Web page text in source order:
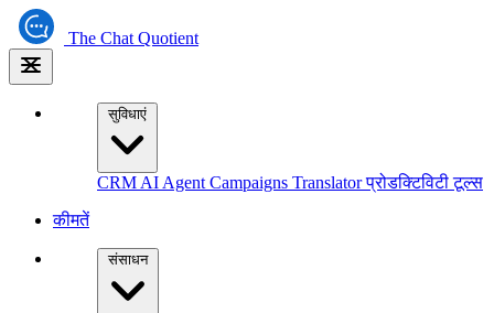
The Chat Quotient
सुविधाएं
CRM AI Agent Campaigns Translatorप्रोडक्टिविटी टूल्स
कीमतें
संसाधन